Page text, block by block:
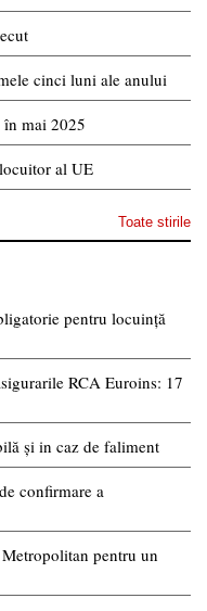
cinci luni ale anului
în mai 2025
al UE
Toate stirile
pentru locuință
RCA Euroins: 17
și in caz de faliment
confirmare a
pentru un